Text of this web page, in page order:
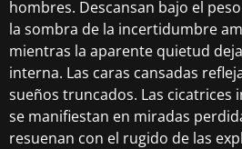
hombres. Descansan bajo el
la sombra de la incertidumbre
mientras la aparente quietud
interna. Las caras cansadas
sueños truncados. Las cicatrices
se manifiestan en miradas
resuenan con el rugido de las